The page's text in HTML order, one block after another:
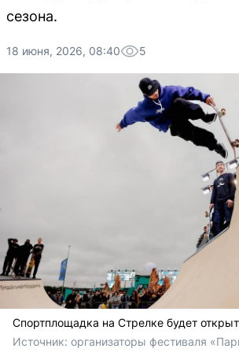
сезона.
18 июня, 2026, 08:40 5
Спортплощадка на Стрелке будет
Источник: организаторы фестиваля